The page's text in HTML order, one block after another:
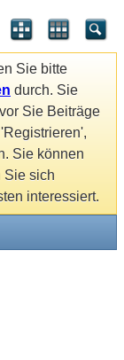
Sie bitte
durch. Sie
Sie Beiträge
Sie können
Sie sich
interessiert.